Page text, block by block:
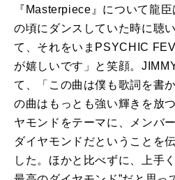
『Masterpiece』について龍
の頃にダンスしていた時に聴
て、それをいまPSYCHIC
が嬉しいです」と笑顔。
て、「この曲は僕も歌詞を書
の曲はもっとも強い輝きを放
ヤモンドをテーマに、メンバ
ダイヤモンドだということを
した。ほかと比べずに、上手